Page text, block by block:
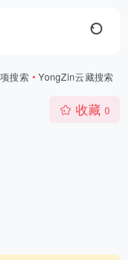
搜索 • YongZin云藏搜索
收藏 0